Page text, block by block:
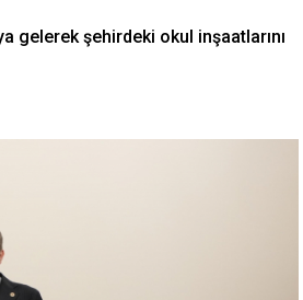
gelerek şehirdeki okul inşaatlarını